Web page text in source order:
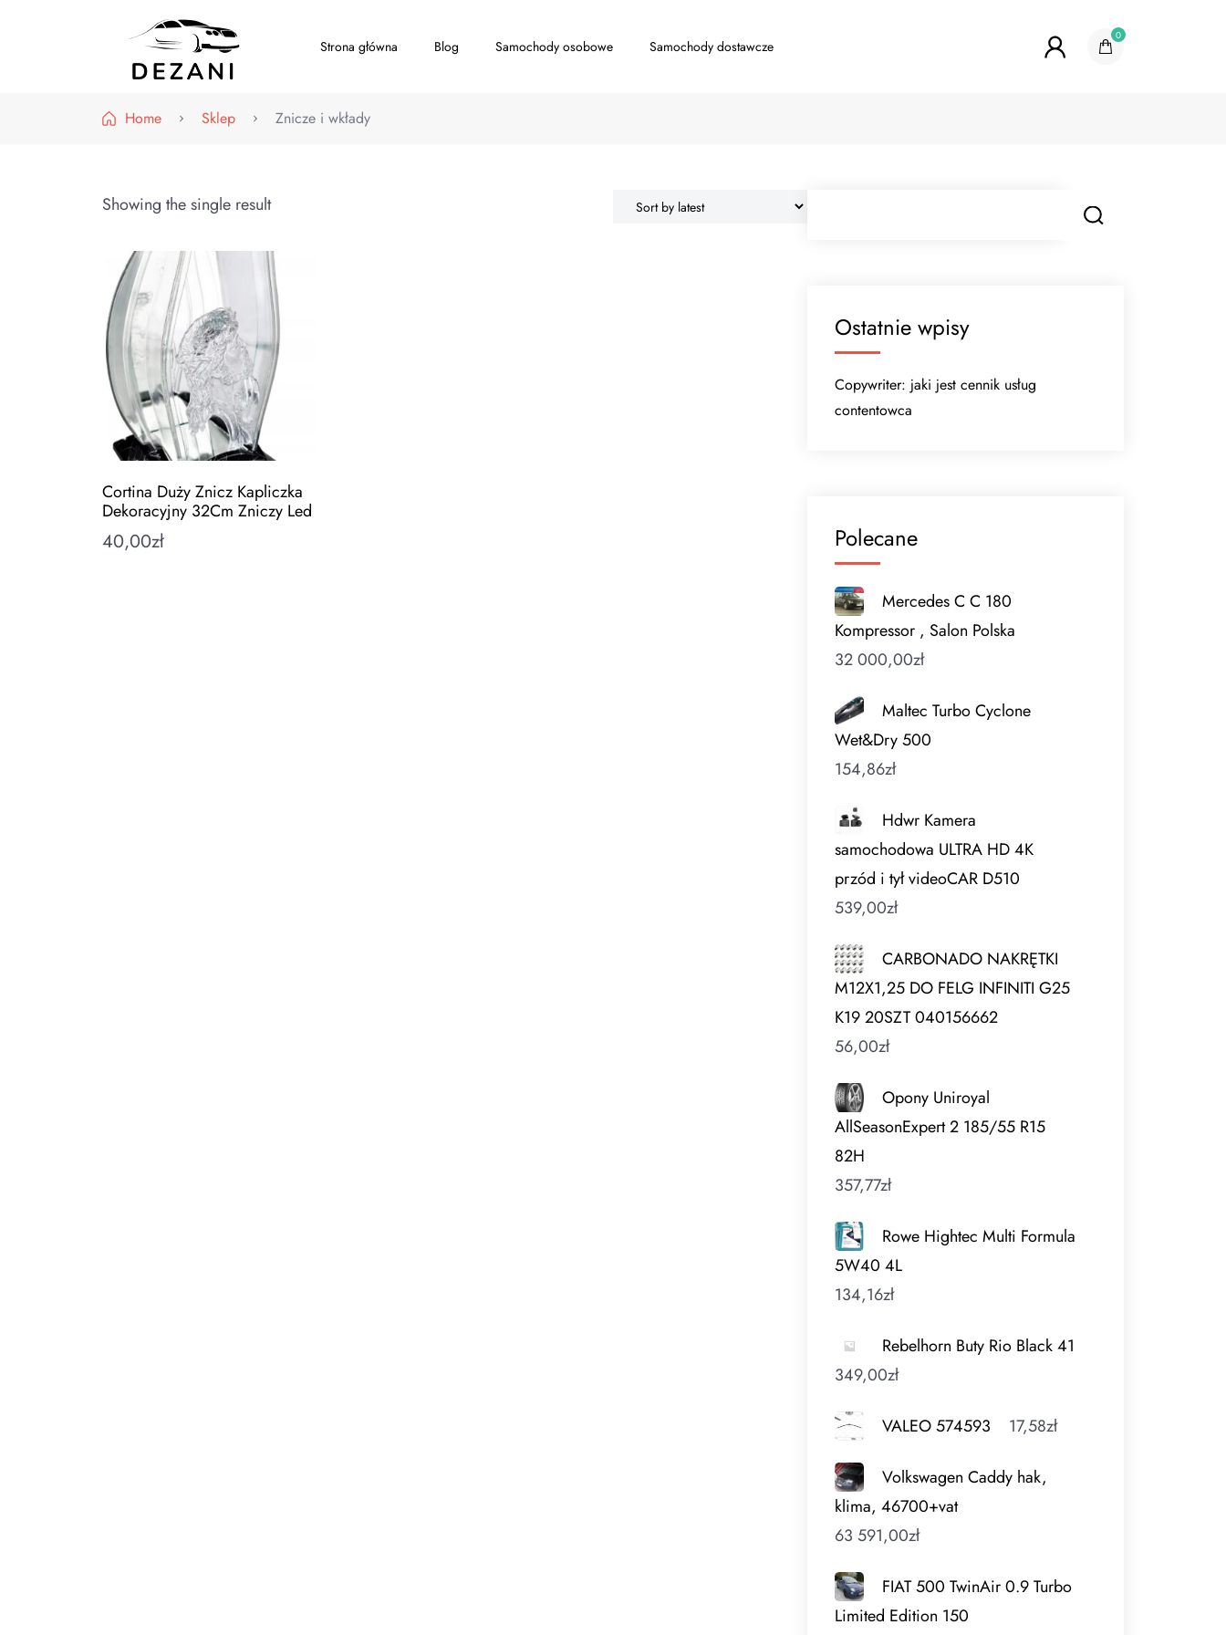
Strona główna Blog Samochody osobowe Samochody dostawcze
0
Home Sklep Znicze i wkłady
Showing the single result
Cortina Duży Znicz Kapliczka
Dekoracyjny 32Cm Zniczy Led
40,00zł
Ostatnie wpisy
Copywriter: jaki jest cennik usług
contentowca
Polecane
Mercedes C C 180
Kompressor , Salon Polska
32 000,00zł
Maltec Turbo Cyclone
Wet&Dry 500
154,86zł
Hdwr Kamera
samochodowa ULTRA HD 4K
przód i tył videoCAR D510
539,00zł
CARBONADO NAKRĘTKI
M12X1,25 DO FELG INFINITI G25
K19 20SZT 040156662
56,00zł
Opony Uniroyal
AllSeasonExpert 2 185/55 R15
82H
357,77zł
Rowe Hightec Multi Formula
5W40 4L
134,16zł
Rebelhorn Buty Rio Black 41
349,00zł
VALEO 574593 17,58zł
Volkswagen Caddy hak,
klima, 46700+vat
63 591,00zł
FIAT 500 TwinAir 0.9 Turbo
Limited Edition 150